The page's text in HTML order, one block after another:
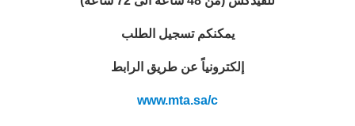
يمكنكم تسجيل الطلب
إلكترونياً عن طريق الرابط
www.mta.sa/c